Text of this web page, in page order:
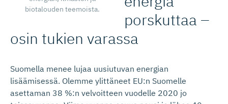
biotalouden teemoista.
porskuttaa –
osin tukien varassa
Suomella menee lujaa uusiutuvan energian
lisäämisessä. Olemme ylittäneet EU:n Suomelle
asettaman 38 %:n velvoitteen vuodelle 2020 jo